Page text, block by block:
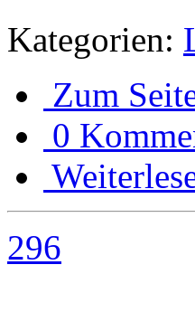
Kategorien:
Zum
0
296